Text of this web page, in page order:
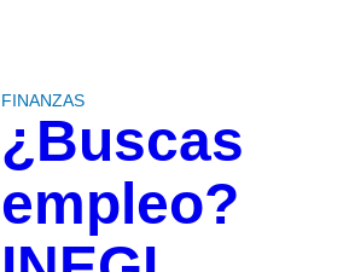
FINANZAS
¿Buscas
empleo?